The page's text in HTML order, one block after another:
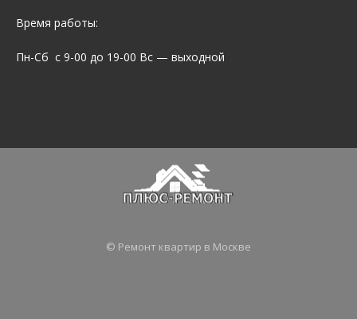
Время работы:
Пн-Сб с 9-00 до 19-00 Вс — выходной
© Ремонт квартир в Москве